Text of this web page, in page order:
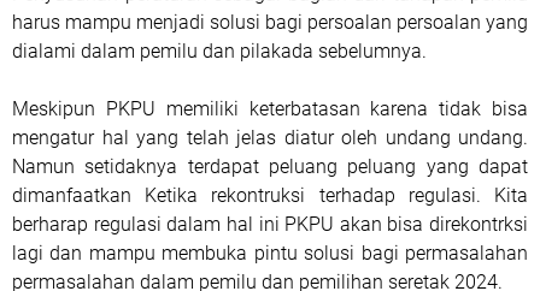
harus mampu menjadi solusi bagi persoalan persoalan yang
dialami dalam pemilu dan pilakada sebelumnya.
Meskipun PKPU memiliki keterbatasan karena tidak bisa
mengatur hal yang telah jelas diatur oleh undang undang.
Namun setidaknya terdapat peluang peluang yang dapat
dimanfaatkan Ketika rekontruksi terhadap regulasi. Kita
berharap regulasi dalam hal ini PKPU akan bisa direkontrksi
lagi dan mampu membuka pintu solusi bagi permasalahan
permasalahan dalam pemilu dan pemilihan seretak 2024.